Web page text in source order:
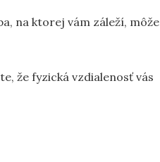
na ktorej vám záleží, môže
že fyzická vzdialenosť vás